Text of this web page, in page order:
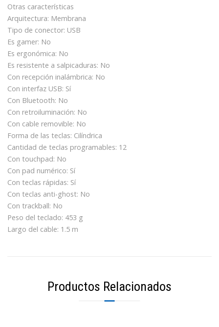
Otras características
Arquitectura: Membrana
Tipo de conector: USB
Es gamer: No
Es ergonómica: No
Es resistente a salpicaduras: No
Con recepción inalámbrica: No
Con interfaz USB: Sí
Con Bluetooth: No
Con retroiluminación: No
Con cable removible: No
Forma de las teclas: Cilíndrica
Cantidad de teclas programables: 12
Con touchpad: No
Con pad numérico: Sí
Con teclas rápidas: Sí
Con teclas anti-ghost: No
Con trackball: No
Peso del teclado: 453 g
Largo del cable: 1.5 m
Productos Relacionados